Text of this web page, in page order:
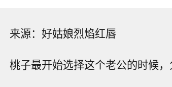
来源：好姑娘烈焰红唇
桃子最开始选择这个老公的时候，